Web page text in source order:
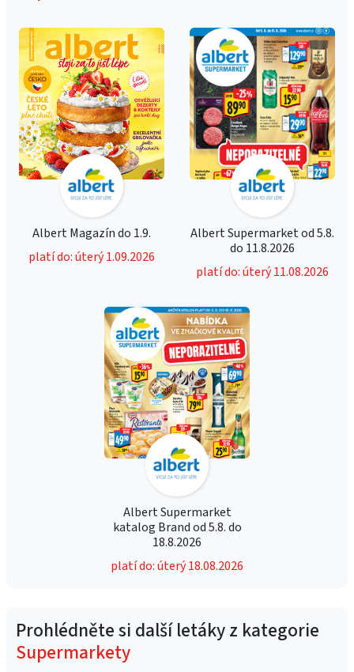
Albert Magazín do 1.9.
platí do: úterý 1.09.2026
Albert Supermarket od 5.8.
do 11.8.2026
platí do: úterý 11.08.2026
Albert Supermarket
katalog Brand od 5.8. do
18.8.2026
platí do: úterý 18.08.2026
Prohlédněte si další letáky z kategorie
Supermarkety